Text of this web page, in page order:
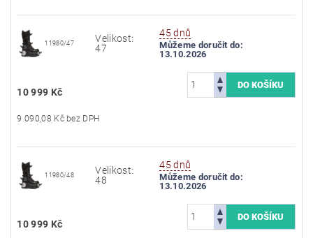
11980/47
Velikost:
47
45 dnů
Můžeme doručit do:
13.10.2026
10 999 Kč
9 090,08 Kč bez DPH
11980/48
Velikost:
48
45 dnů
Můžeme doručit do:
13.10.2026
10 999 Kč